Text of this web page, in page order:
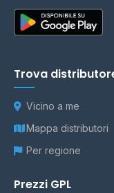
Trova
Vicino a me
Mappa distributori
Per regione
Prezzi GPL